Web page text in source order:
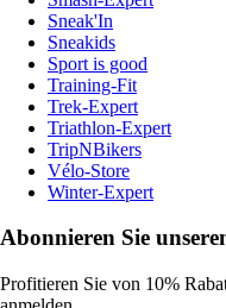
Sneak'In
Sneakids
Sport is good
Training-Fit
Trek-Expert
Triathlon-Expert
TripNBikers
Vélo-Store
Winter-Expert
Abonnieren Sie
Profitieren Sie von 10%